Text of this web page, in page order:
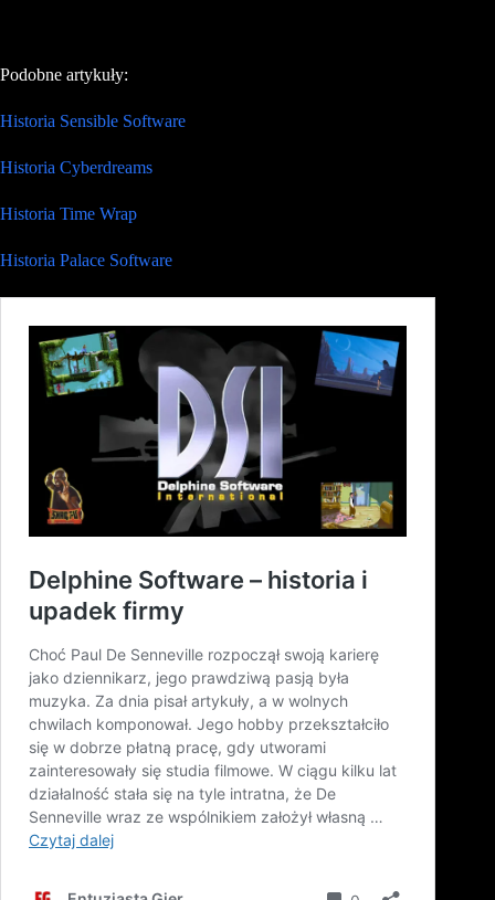
Podobne artykuły:
Historia Sensible Software
Historia Cyberdreams
Historia Time Wrap
Historia Palace Software